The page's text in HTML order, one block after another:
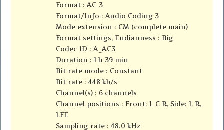
Format : AC-3
Format/Info : Audio Coding 3
Mode extension : CM (complete main)
Format settings, Endianness : Big
Codec ID : A_AC3
Duration : 1 h 39 min
Bit rate mode : Constant
Bit rate : 448 kb/s
Channel(s) : 6 channels
Channel positions : Front: L C R, Side: L R,
LFE
Sampling rate : 48.0 kHz